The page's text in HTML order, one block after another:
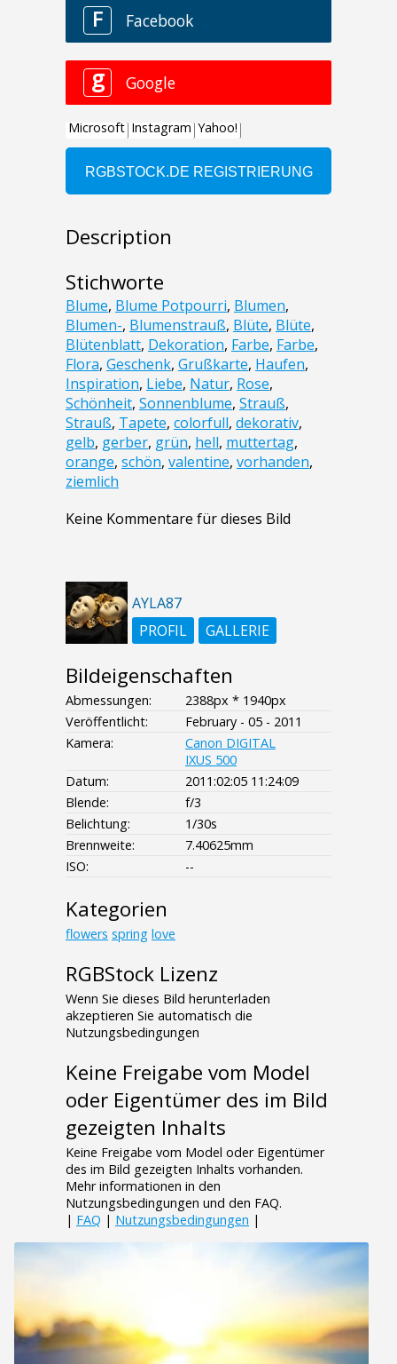
Description
Stichworte
Blume, Blume Potpourri, Blumen,
Blumen-, Blumenstrauß, Blüte, Blüte,
Blütenblatt, Dekoration, Farbe, Farbe,
Flora, Geschenk, Grußkarte, Haufen,
Inspiration, Liebe, Natur, Rose,
Schönheit, Sonnenblume, Strauß,
Strauß, Tapete, colorfull, dekorativ,
gelb, gerber, grün, hell, muttertag,
orange, schön, valentine, vorhanden,
ziemlich
Keine Kommentare für dieses Bild
AYLA87
PROFIL
GALLERIE
Bildeigenschaften
Abmessungen:
2388px * 1940px
Veröffentlicht:
February - 05 - 2011
Kamera:
Canon DIGITAL
IXUS 500
Datum:
2011:02:05 11:24:09
Blende:
f/3
Belichtung:
1/30s
Brennweite:
7.40625mm
ISO:
--
Kategorien
flowers spring love
RGBStock Lizenz
Wenn Sie dieses Bild herunterladen
akzeptieren Sie automatisch die
Nutzungsbedingungen
Keine Freigabe vom Model
oder Eigentümer des im Bild
gezeigten Inhalts
Keine Freigabe vom Model oder Eigentümer
des im Bild gezeigten Inhalts vorhanden.
Mehr informationen in den
Nutzungsbedingungen und den FAQ.
| FAQ | Nutzungsbedingungen |